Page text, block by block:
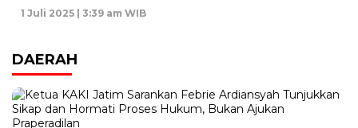
1 Juli 2025 | 3:39 am WIB
DAERAH